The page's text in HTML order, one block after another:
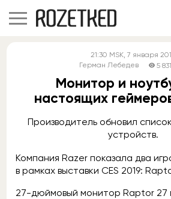
21:30 MSK, 7 января
Герман Лебедев
5
Монитор и
настоящих
Производитель обновил
устройств.
Компания Razer показала два
в рамках выставки CES 2019:
27-дюймовый монитор Raptor 27